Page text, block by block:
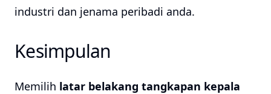
industri dan jenama peribadi anda.
Kesimpulan
Memilih latar belakang tangkapan kepala